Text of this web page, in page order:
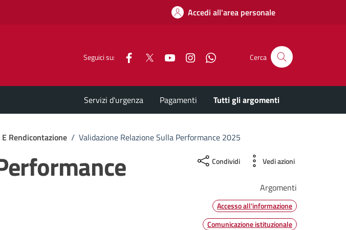
Accedi all'area personale
Seguici su: Facebook YouTubeInstagramWhatsappCerca
Servizi d'urgenza Pagamenti Tutti gli argomenti
Rendicontazione / Validazione Relazione Sulla Performance 2025
Condividi Vedi azioni
Argomenti
Accesso all'informazione
Comunicazione istituzionale